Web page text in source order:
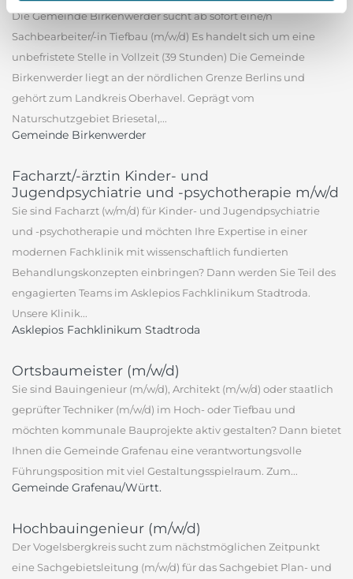
Die Gemeinde Birkenwerder sucht ab sofort eine/n
Sachbearbeiter/-in Tiefbau (m/w/d) Es handelt sich um eine
unbefristete Stelle in Vollzeit (39 Stunden) Die Gemeinde
Birkenwerder liegt an der nördlichen Grenze Berlins und
gehört zum Landkreis Oberhavel. Geprägt vom
Naturschutzgebiet Briesetal,...
Gemeinde Birkenwerder
Facharzt/-ärztin Kinder- und
Jugendpsychiatrie und -psychotherapie m/w/d
Sie sind Facharzt (w/m/d) für Kinder- und Jugendpsychiatrie
und -psychotherapie und möchten Ihre Expertise in einer
modernen Fachklinik mit wissenschaftlich fundierten
Behandlungskonzepten einbringen? Dann werden Sie Teil des
engagierten Teams im Asklepios Fachklinikum Stadtroda.
Unsere Klinik...
Asklepios Fachklinikum Stadtroda
Ortsbaumeister (m/w/d)
Sie sind Bauingenieur (m/w/d), Architekt (m/w/d) oder staatlich
geprüfter Techniker (m/w/d) im Hoch- oder Tiefbau und
möchten kommunale Bauprojekte aktiv gestalten? Dann bietet
Ihnen die Gemeinde Grafenau eine verantwortungsvolle
Führungsposition mit viel Gestaltungsspielraum. Zum...
Gemeinde Grafenau/Württ.
Hochbauingenieur (m/w/d)
Der Vogelsbergkreis sucht zum nächstmöglichen Zeitpunkt
eine Sachgebietsleitung (m/w/d) für das Sachgebiet Plan- und